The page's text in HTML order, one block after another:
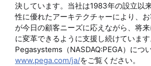
決しています。当社は1983年の設立以
性に優れたアーキテクチャーにより、
が今日の顧客ニーズに応えながら、将
に変革できるように支援し続けています
Pegasystems（NASDAQ:PEGA）につ
www.pega.com/ja/をご覧ください。